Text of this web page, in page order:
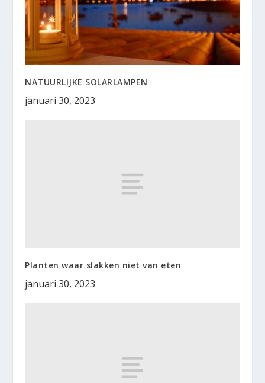
NATUURLIJKE SOLARLAMPEN
januari 30, 2023
Planten waar slakken niet van eten
januari 30, 2023